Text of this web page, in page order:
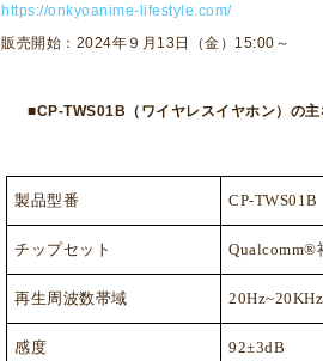
https://onkyoanime-lifestyle.com/
販売開始： 2024年９月 13 日（金） 15:00 ～
■CP-TWS01B （ワイヤレスイヤホン）の
製品型番 CP-TWS01B
チップセット Qualcomm®
再生周波数帯域 20Hz~20KHz
感度 92±3dB